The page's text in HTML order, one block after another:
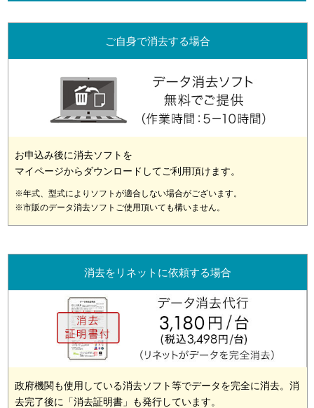
ご自身で消去する場合
お申込み後に消去ソフトを
マイページからダウンロードしてご利用頂けます。
※年式、型式によりソフトが適合しない場合がございます。
※市販のデータ消去ソフトご使用頂いても構いません。
消去をリネットに依頼する場合
政府機関も使用している消去ソフト等でデータを完全に消去。消
去完了後に「消去証明書」も発行しています。